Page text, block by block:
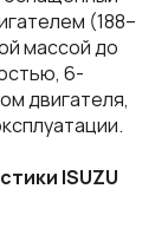
(188–
массой до
6-
двигателя,
ISUZU